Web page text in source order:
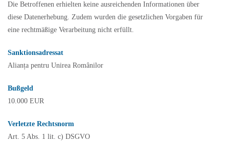
Die Betroffenen erhielten keine ausreichenden Informationen über
diese Datenerhebung. Zudem wurden die gesetzlichen Vorgaben für
eine rechtmäßige Verarbeitung nicht erfüllt.
Sanktionsadressat
Alianța pentru Unirea Românilor
Bußgeld
10.000 EUR
Verletzte Rechtsnorm
Art. 5 Abs. 1 lit. c) DSGVO